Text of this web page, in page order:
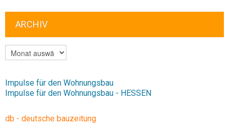
ARCHIV
ARCHIV
Impulse für den Wohnungsbau
Impulse für den Wohnungsbau - HESSEN
db - deutsche bauzeitung